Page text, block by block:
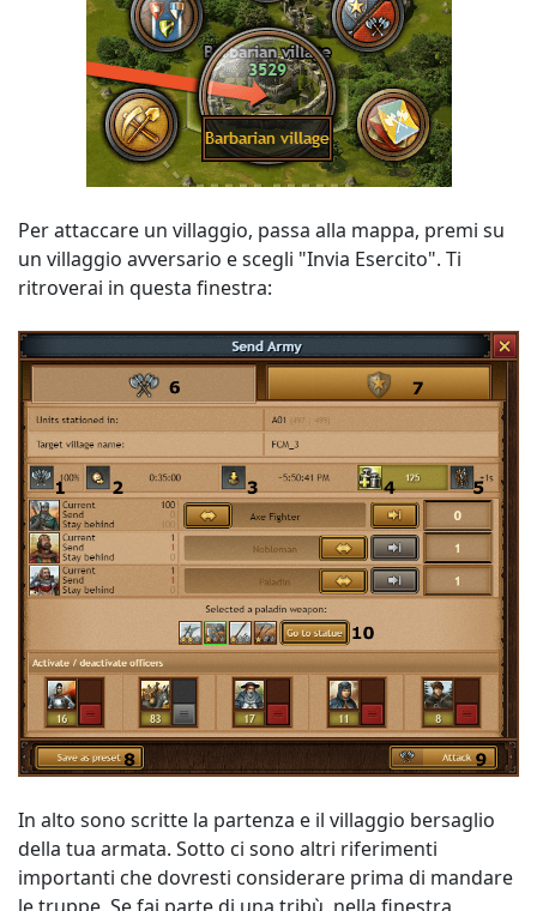
Per attaccare un villaggio, passa alla mappa, premi su
un villaggio avversario e scegli "Invia Esercito". Ti
ritroverai in questa finestra:
In alto sono scritte la partenza e il villaggio bersaglio
della tua armata. Sotto ci sono altri riferimenti
importanti che dovresti considerare prima di mandare
le truppe. Se fai parte di una tribù, nella finestra